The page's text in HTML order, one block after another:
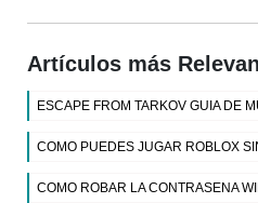
Artículos más
ESCAPE FROM TARKOV GUIA DE
COMO PUEDES JUGAR ROBLOX
COMO ROBAR LA CONTRASENA